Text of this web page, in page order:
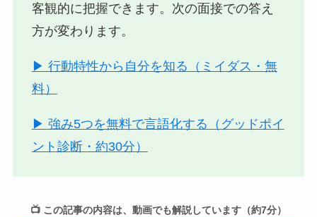
客観的に把握できます。次の面接での答え
方が変わります。
▶ 行動特性から自分を知る（ミイダス・無
料）
▶ 強み5つを無料で言語化する（グッドポイ
ント診断・約30分）
📺 この記事の内容は、動画でも解説しています（約7分）